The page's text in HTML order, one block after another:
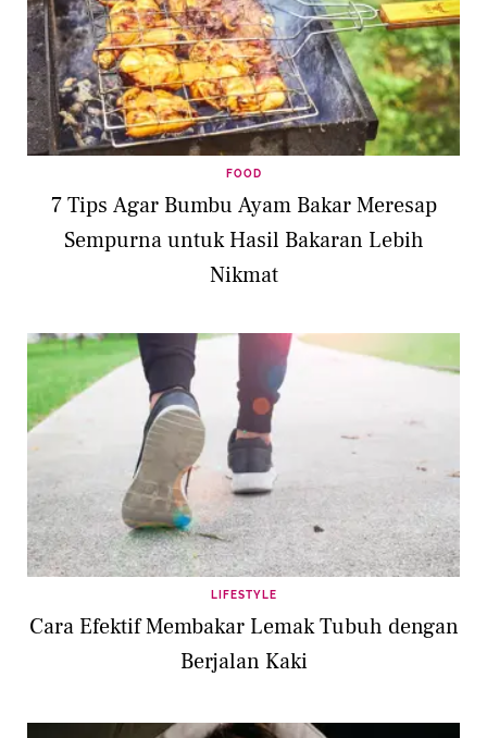
FOOD
7 Tips Agar Bumbu Ayam Bakar Meresap
Sempurna untuk Hasil Bakaran Lebih
Nikmat
LIFESTYLE
Cara Efektif Membakar Lemak Tubuh dengan
Berjalan Kaki